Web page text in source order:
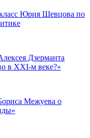
Юрия Шевцова по
Дзерманта
в XXI-м веке?»
Межуева о